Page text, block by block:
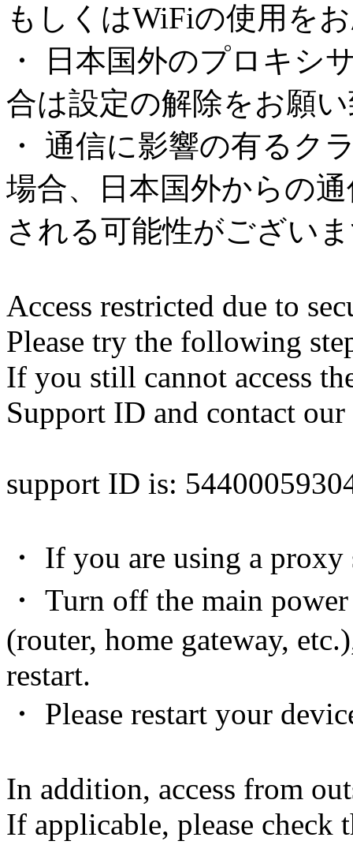
もしくはWiFiの使用を
・ 日本国外のプロキシ
合は設定の解除をお願
・ 通信に影響の有るク
場合、日本国外からの
される可能性がござい
Access restricted due to
Please try the following
If you still cannot access
Support ID and contact
support ID is:
・ If you are using a
・ Turn off the main
(router, home gateway,
restart.
・ Please restart your
In addition, access from
If applicable, please